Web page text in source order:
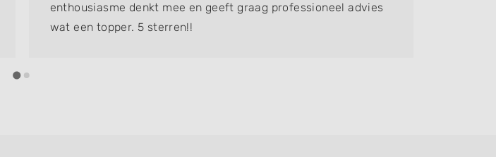
enthousiasme denkt mee en geeft graag professioneel advies
wat een topper. 5 sterren!!